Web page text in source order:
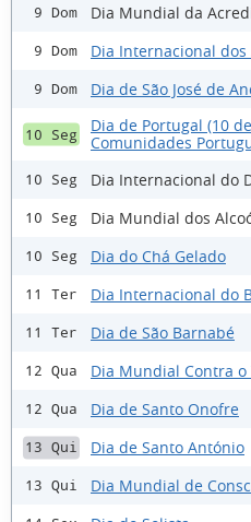
9 Dom Dia Mundial da
9 Dom Dia Internacional dos
9 Dom Dia de São José de
10 Seg
Dia de Portugal (10
Comunidades
10 Seg Dia Internacional do
10 Seg Dia Mundial dos
10 Seg Dia do Chá Gelado
11 Ter Dia Internacional do
11 Ter Dia de São Barnabé
12 Qua Dia Mundial Contra
12 Qua Dia de Santo Onofre
13 Qui Dia de Santo António
13 Qui Dia Mundial de